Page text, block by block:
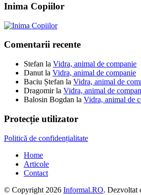
Inima Copiilor
Comentarii recente
Stefan la Vidra, animal de companie
Danut la Vidra, animal de companie
Baciu Ștefan la Vidra, animal de
Dragomirla Vidra, animal de
Balosin Bogdan la Vidra, animal de
Protecție utilizator
Politică de confidențialitate
Home
Articole
Contact
© Copyright 2026 Informal.RO. Dezvoltat